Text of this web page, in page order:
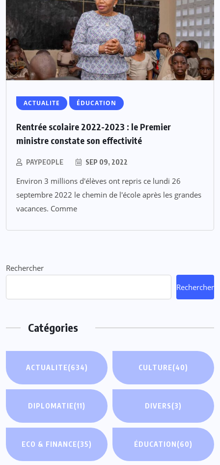
ACTUALITE ÉDUCATION
Rentrée scolaire 2022-2023 : le Premier
ministre constate son effectivité
PAYPEOPLE SEP 09, 2022
Environ 3 millions d'élèves ont repris ce lundi 26
septembre 2022 le chemin de l'école après les grandes
vacances. Comme
Rechercher
Rechercher
Catégories
ACTUALITE(634) CULTURE(40)
DIPLOMATIE(11) DIVERS(3)
ECO & FINANCE(35) ÉDUCATION(60)